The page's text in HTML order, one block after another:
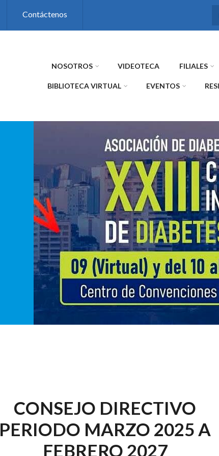
Contáctenos
NOSOTROS VIDEOTECA FILIALES
BIBLIOTECA VIRTUAL EVENTOS
CONSEJO DIRECTIVO
PERIODO MARZO 2025 A
FEBRERO 2027